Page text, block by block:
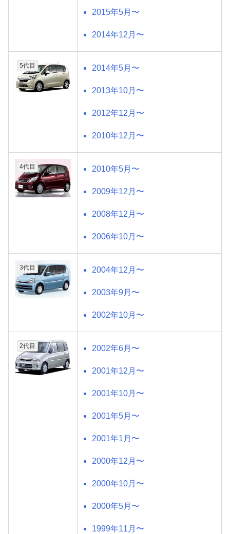
2015年5月〜
2014年12月〜
5代目 2014年5月〜
2013年10月〜
2012年12月〜
2010年12月〜
4代目 2010年5月〜
2009年12月〜
2008年12月〜
2006年10月〜
3代目 2004年12月〜
2003年9月〜
2002年10月〜
2代目 2002年6月〜
2001年12月〜
2001年10月〜
2001年5月〜
2001年1月〜
2000年12月〜
2000年10月〜
2000年5月〜
1999年11月〜